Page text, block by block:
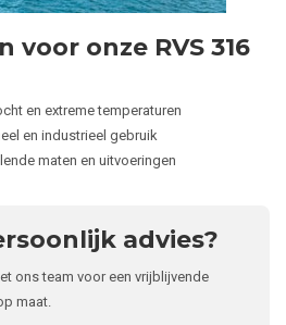
voor onze RVS 316
en extreme temperaturen
en industrieel gebruik
maten en uitvoeringen
advies?
ons team voor een vrijblijvende
maat.